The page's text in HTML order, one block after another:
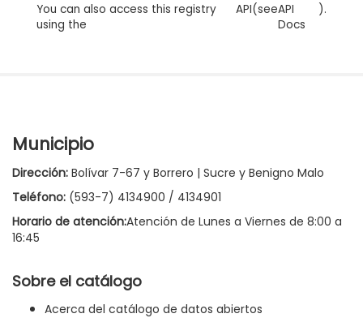
You can also access this registry
using the
API(seeAPI
Docs
).
Municipio
Dirección: Bolívar 7-67 y Borrero | Sucre y Benigno Malo
Teléfono: (593-7) 4134900 / 4134901
Horario de atención:Atención de Lunes a Viernes de 8:00 a
16:45
Sobre el catálogo
Acerca del catálogo de datos abiertos